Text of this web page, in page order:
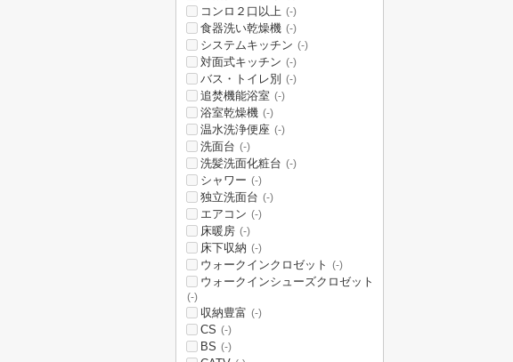
コンロ２口以上 (-)
食器洗い乾燥機 (-)
システムキッチン (-)
対面式キッチン (-)
バス・トイレ別 (-)
追焚機能浴室 (-)
浴室乾燥機 (-)
温水洗浄便座 (-)
洗面台 (-)
洗髪洗面化粧台 (-)
シャワー (-)
独立洗面台 (-)
エアコン (-)
床暖房 (-)
床下収納 (-)
ウォークインクロゼット (-)
ウォークインシューズクロゼット
(-)
収納豊富 (-)
CS (-)
BS (-)